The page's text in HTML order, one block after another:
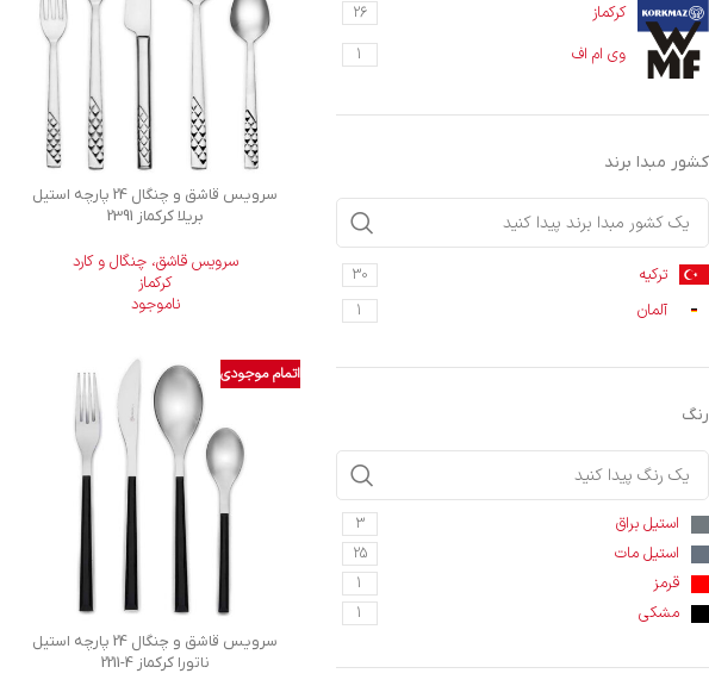
کرکماز 26
وی ام اف 1
کشور مبدا برند
ترکیه 30
آلمان 1
رنگ
استیل براق 3
استیل مات 25
قرمز 1
مشکی 1
سرویس قاشق و چنگال 24 پارچه استیل
بریلا کرکماز 2391
سرویس قاشق، چنگال و کارد
کرکماز
ناموجود
اتمام موجودی
سرویس قاشق و چنگال 24 پارچه استیل
ناتورا کرکماز2211-4